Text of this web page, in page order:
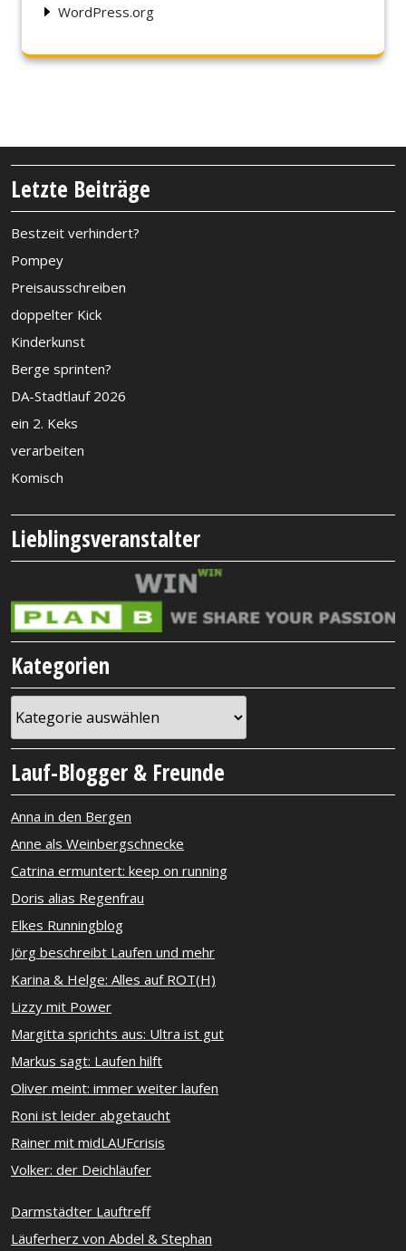
WordPress.org
Letzte Beiträge
Bestzeit verhindert?
Pompey
Preisausschreiben
doppelter Kick
Kinderkunst
Berge sprinten?
DA-Stadtlauf 2026
ein 2. Keks
verarbeiten
Komisch
Lieblingsveranstalter
Kategorien
Lauf-Blogger & Freunde
Anna in den Bergen
Anne als Weinbergschnecke
Catrina ermuntert: keep on running
Doris alias Regenfrau
Elkes Runningblog
Jörg beschreibt Laufen und mehr
Karina & Helge: Alles auf ROT(H)
Lizzy mit Power
Margitta sprichts aus: Ultra ist gut
Markus sagt: Laufen hilft
Oliver meint: immer weiter laufen
Roni ist leider abgetaucht
Rainer mit midLAUFcrisis
Volker: der Deichläufer
Darmstädter Lauftreff
Läuferherz von Abdel & Stephan